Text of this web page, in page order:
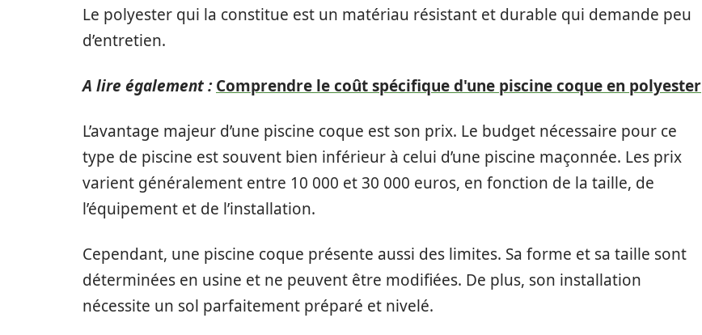
Le polyester qui la constitue est un matériau résistant et durable qui demande peu
d’entretien.
A lire également : Comprendre le coût spécifique d'une piscine coque en polyester
L’avantage majeur d’une piscine coque est son prix. Le budget nécessaire pour ce
type de piscine est souvent bien inférieur à celui d’une piscine maçonnée. Les prix
varient généralement entre 10 000 et 30 000 euros, en fonction de la taille, de
l’équipement et de l’installation.
Cependant, une piscine coque présente aussi des limites. Sa forme et sa taille sont
déterminées en usine et ne peuvent être modifiées. De plus, son installation
nécessite un sol parfaitement préparé et nivelé.